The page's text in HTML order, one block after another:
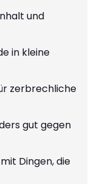
und
in kleine
zerbrechliche
gut gegen
Dingen, die